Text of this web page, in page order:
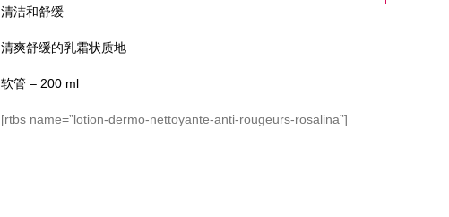
清洁和舒缓
清爽舒缓的乳霜状质地
软管 – 200 ml
[rtbs name=”lotion-dermo-nettoyante-anti-rougeurs-rosalina”]